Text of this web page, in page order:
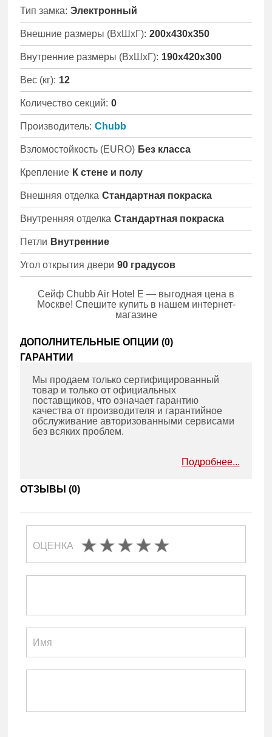
Тип замка: Электронный
Внешние размеры (ВхШхГ): 200x430x350
Внутренние размеры (ВхШхГ): 190x420x300
Вес (кг): 12
Количество секций: 0
Производитель: Chubb
Взломостойкость (EURO) Без класса
Крепление К стене и полу
Внешняя отделка Стандартная покраска
Внутренняя отделка Стандартная покраска
Петли Внутренние
Угол открытия двери 90 градусов
Сейф Chubb Air Hotel E — выгодная цена в
Москве! Спешите купить в нашем интернет-
магазине
ДОПОЛНИТЕЛЬНЫЕ ОПЦИИ (0)
ГАРАНТИИ
Мы продаем только сертифицированный
товар и только от официальных
поставщиков, что означает гарантию
качества от производителя и гарантийное
обслуживание авторизованными сервисами
без всяких проблем.
Подробнее...
ОТЗЫВЫ (0)
ОЦЕНКА